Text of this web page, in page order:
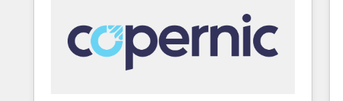
regionalized HubSpot websites, integrated
marketing campaigns, & RevOps frameworks that
fuel long-term success We connect the entire
customer lifecycle through seamless integrations,